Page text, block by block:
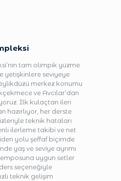
tam olimpik yüzme
yetişkinlere seviyeye
merkez konumu
ve Avcılar’dan
İlk kulaçtan ileri
hazırlıyor, her derste
teknik hataları
ilerleme takibi ve net
yolu şeffaf biçimde
yaş ve seviye ayrımı
uygun setler
seçeneğiyle
teknik gelişim